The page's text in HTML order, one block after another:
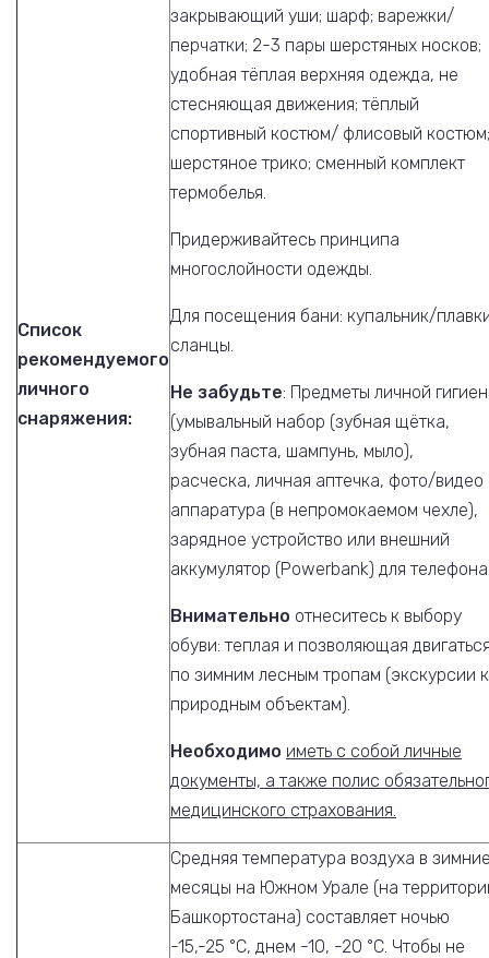
Список
рекомендуемого
личного
снаряжения:
закрывающий уши; шарф; варежки/
перчатки; 2-3 пары шерстяных носков;
удобная тёплая верхняя одежда, не
стесняющая движения; тёплый
спортивный костюм/ флисовый костюм;
шерстяное трико; сменный комплект
термобелья.
Придерживайтесь принципа
многослойности одежды.
Для посещения бани: купальник/
сланцы.
Не забудьте: Предметы личной
(умывальный набор (зубная щётка,
зубная паста, шампунь, мыло),
расческа, личная аптечка, фото/видео
аппаратура (в непромокаемом чехле),
зарядное устройство или внешний
аккумулятор (Powerbank) для
Внимательно отнеситесь к выбору
обуви: теплая и позволяющая
по зимним лесным тропам (экскурсии к
природным объектам).
Необходимо иметь с собой личные
документы, а также полис
медицинского страхования.
Средняя температура воздуха в
месяцы на Южном Урале (на
Башкортостана) составляет ночью
-15,-25 °С, днем -10, -20 °С. Чтобы не